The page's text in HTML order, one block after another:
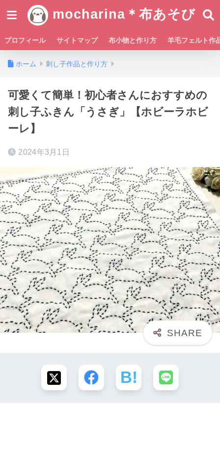
mocharina＊布あそび
プロフィール サイトマップ 布小物と作り方 羊毛フェルト作
ホーム 刺し子作品と作り方
可愛くて簡単！初心者さんにおすすめの
刺し子ふきん「うさぎ」【ホビーラホビ
ーレ】
2024年3月1日